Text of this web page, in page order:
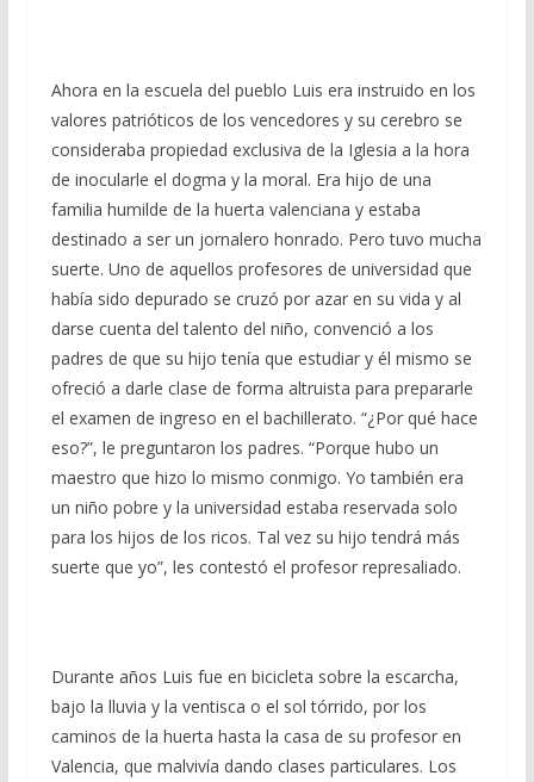
Ahora en la escuela del pueblo Luis era instruido en los
valores patrióticos de los vencedores y su cerebro se
consideraba propiedad exclusiva de la Iglesia a la hora
de inocularle el dogma y la moral. Era hijo de una
familia humilde de la huerta valenciana y estaba
destinado a ser un jornalero honrado. Pero tuvo mucha
suerte. Uno de aquellos profesores de universidad que
había sido depurado se cruzó por azar en su vida y al
darse cuenta del talento del niño, convenció a los
padres de que su hijo tenía que estudiar y él mismo se
ofreció a darle clase de forma altruista para prepararle
el examen de ingreso en el bachillerato. “¿Por qué hace
eso?”, le preguntaron los padres. “Porque hubo un
maestro que hizo lo mismo conmigo. Yo también era
un niño pobre y la universidad estaba reservada solo
para los hijos de los ricos. Tal vez su hijo tendrá más
suerte que yo”, les contestó el profesor represaliado.
Durante años Luis fue en bicicleta sobre la escarcha,
bajo la lluvia y la ventisca o el sol tórrido, por los
caminos de la huerta hasta la casa de su profesor en
Valencia, que malvivía dando clases particulares. Los